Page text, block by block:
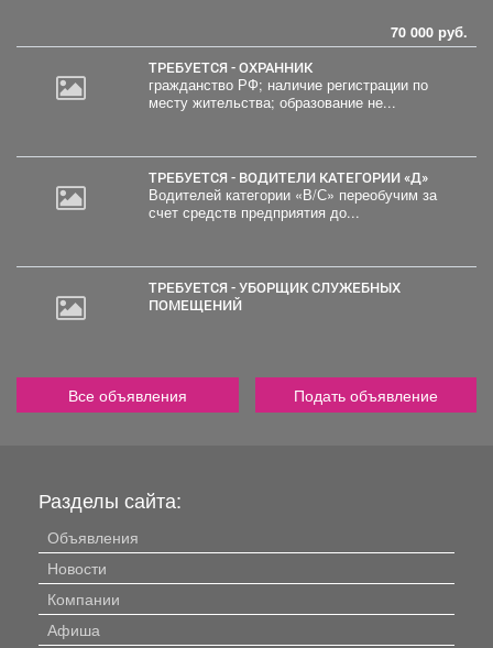
70 000 руб.
ТРЕБУЕТСЯ - ОХРАННИК
гражданство РФ; наличие регистрации по
месту жительства; образование не...
ТРЕБУЕТСЯ - ВОДИТЕЛИ КАТЕГОРИИ «Д»
Водителей категории «В/С» переобучим за
счет средств предприятия до...
ТРЕБУЕТСЯ - УБОРЩИК СЛУЖЕБНЫХ
ПОМЕЩЕНИЙ
Все объявления Подать объявление
Разделы сайта:
Объявления
Новости
Компании
Афиша